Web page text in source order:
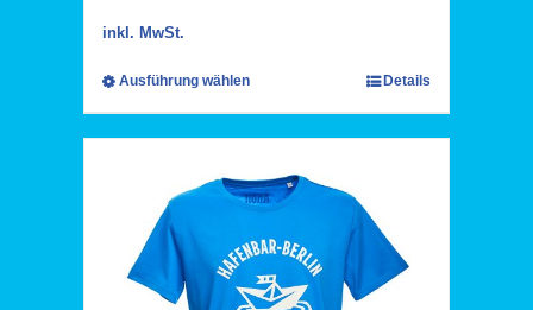
inkl. MwSt.
Ausführung wählen Details